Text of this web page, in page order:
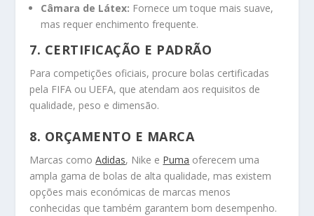
Câmara de Látex: Fornece um toque mais suave,
mas requer enchimento frequente.
7. CERTIFICAÇÃO E PADRÃO
Para competições oficiais, procure bolas certificadas
pela FIFA ou UEFA, que atendam aos requisitos de
qualidade, peso e dimensão.
8. ORÇAMENTO E MARCA
Marcas comoAdidas, Nike e Puma oferecem uma
ampla gama de bolas de alta qualidade, mas existem
opções mais económicas de marcas menos
conhecidas que também garantem bom desempenho.